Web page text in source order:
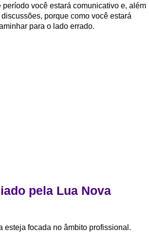
você estará comunicativo e, além
porque como você estará
para o lado errado.
pela Lua Nova
esteja focada no âmbito profissional.